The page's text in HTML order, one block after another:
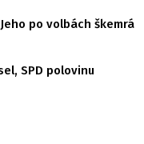
po volbách škemrá
SPD polovinu